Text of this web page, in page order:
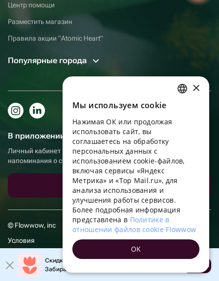
Центр помощи
Разместить магазин
Правила акции “Atomic Heart”
Популярные города
В приложении еще удобнее!
Личный кабинет получателя, больше бонусов за покупки и
напоминания о событиях
Скачать приложение
© Flowwow, inc
Условия
Обработка персональных данных
Скидка 20% на первый заказ!
Забирайте промокод в приложении!
Открыть
ENGLISH
UKRAINIAN
PORTUGUESE
FRENCH
TURKISH
POLISH
×
Мы используем сookie
Нажимая ОК или продолжая
использовать сайт, вы
соглашаетесь на обработку
персональных данных с
использованием cookie-файлов,
включая сервисы «Яндекс
Метрика» и «Top Mail.ru», для
анализа использования и
улучшения работы сервисов.
Более подробная информация
представлена в Политике в
отношении файлов cookie Flowwow
OK